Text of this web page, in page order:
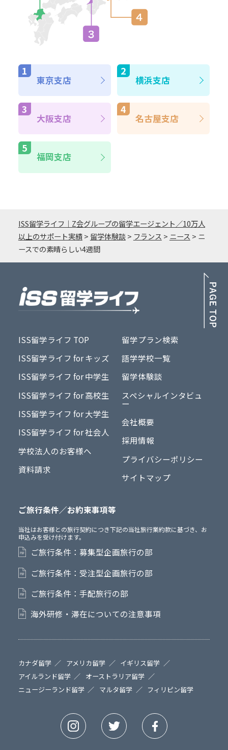
東京支店 横浜支店
大阪支店 名古屋支店
福岡支店
ISS留学ライフ｜Z会グループの留学エージェント／10万人
以上のサポート実績> 留学体験談> フランス > ニース > ニ
ースでの素晴らしい4週間
ISS留学ライフ TOP
ISS留学ライフ for キッズ
ISS留学ライフ for 中学生
ISS留学ライフ for 高校生
ISS留学ライフ for 大学生
ISS留学ライフ for 社会人
学校法人のお客様へ
資料請求
留学プラン検索
語学学校一覧
留学体験談
スペシャルインタビュ
ー
会社概要
採用情報
プライバシーポリシー
サイトマップ
ご旅行条件／お約束事項等
当社はお客様との旅行契約につき下記の当社旅行業約款に基づき、お
申込みを受け付けます。
ご旅行条件：募集型企画旅行の部
ご旅行条件：受注型企画旅行の部
ご旅行条件：手配旅行の部
海外研修・滞在についての注意事項
カナダ留学 アメリカ留学
イギリス留学
アイルランド留学
オーストラリア留学
ニュージーランド留学
マルタ留学 フィリピン留学